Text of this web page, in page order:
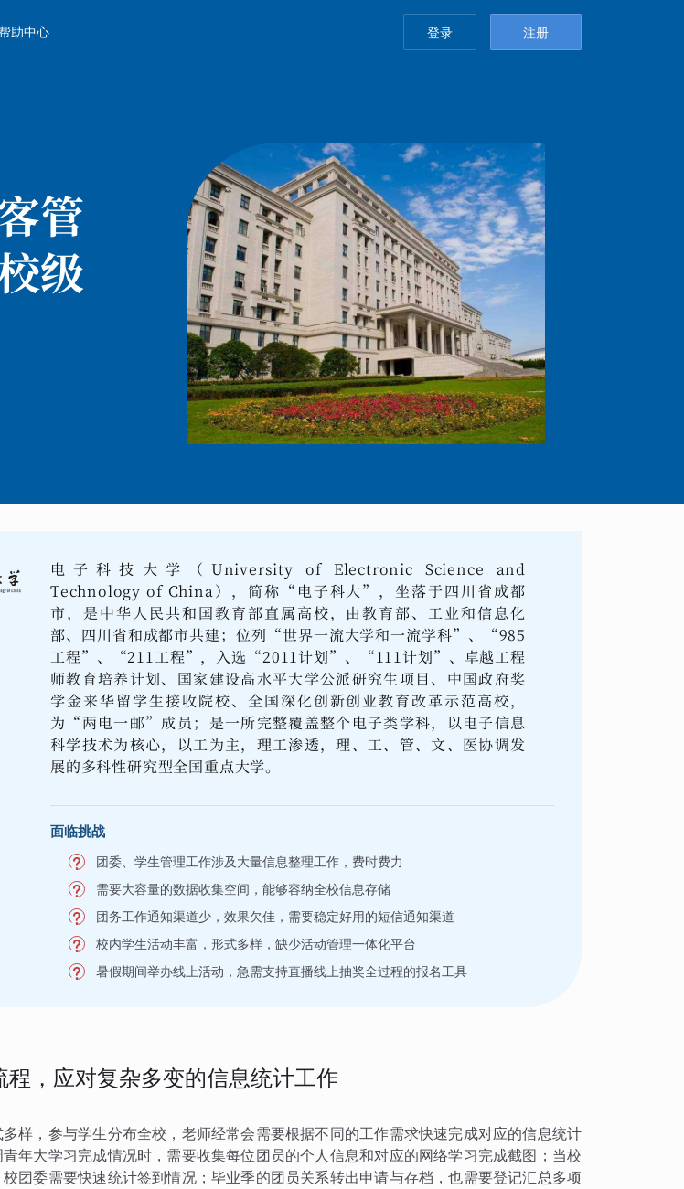
助中心 登录 注册
管
级
电子科技大学（University of Electronic Science and
Technology of China），简称“电子科大”，坐落于四川省成都
市，是中华人民共和国教育部直属高校，由教育部、工业和信息化
部、四川省和成都市共建；位列“世界一流大学和一流学科”、“985
工程”、“211工程”，入选“2011计划”、“111计划”、卓越工程
师教育培养计划、国家建设高水平大学公派研究生项目、中国政府奖
学金来华留学生接收院校、全国深化创新创业教育改革示范高校，
为“两电一邮”成员；是一所完整覆盖整个电子类学科，以电子信息
科学技术为核心，以工为主，理工渗透，理、工、管、文、医协调发
展的多科性研究型全国重点大学。
面临挑战
团委、学生管理工作涉及大量信息整理工作，费时费力
需要大容量的数据收集空间，能够容纳全校信息存储
团务工作通知渠道少，效果欠佳，需要稳定好用的短信通知渠道
校内学生活动丰富，形式多样，缺少活动管理一体化平台
暑假期间举办线上活动，急需支持直播线上抽奖全过程的报名工具
程，应对复杂多变的信息统计工作
样，参与学生分布全校，老师经常会需要根据不同的工作需求快速完成对应的信息统计
年大学习完成情况时，需要收集每位团员的个人信息和对应的网络学习完成截图；当校
团委需要快速统计签到情况；毕业季的团员关系转出申请与存档，也需要登记汇总多项